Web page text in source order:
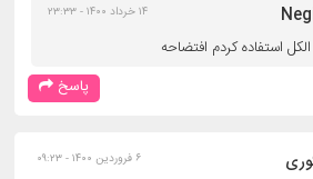
پاسخ
۱۴ خرداد ۱۴۰۰ - ۲۳:۳۳
استفاده کردم افتضاحه
۶ فروردین ۱۴۰۰ - ۰۹:۲۳